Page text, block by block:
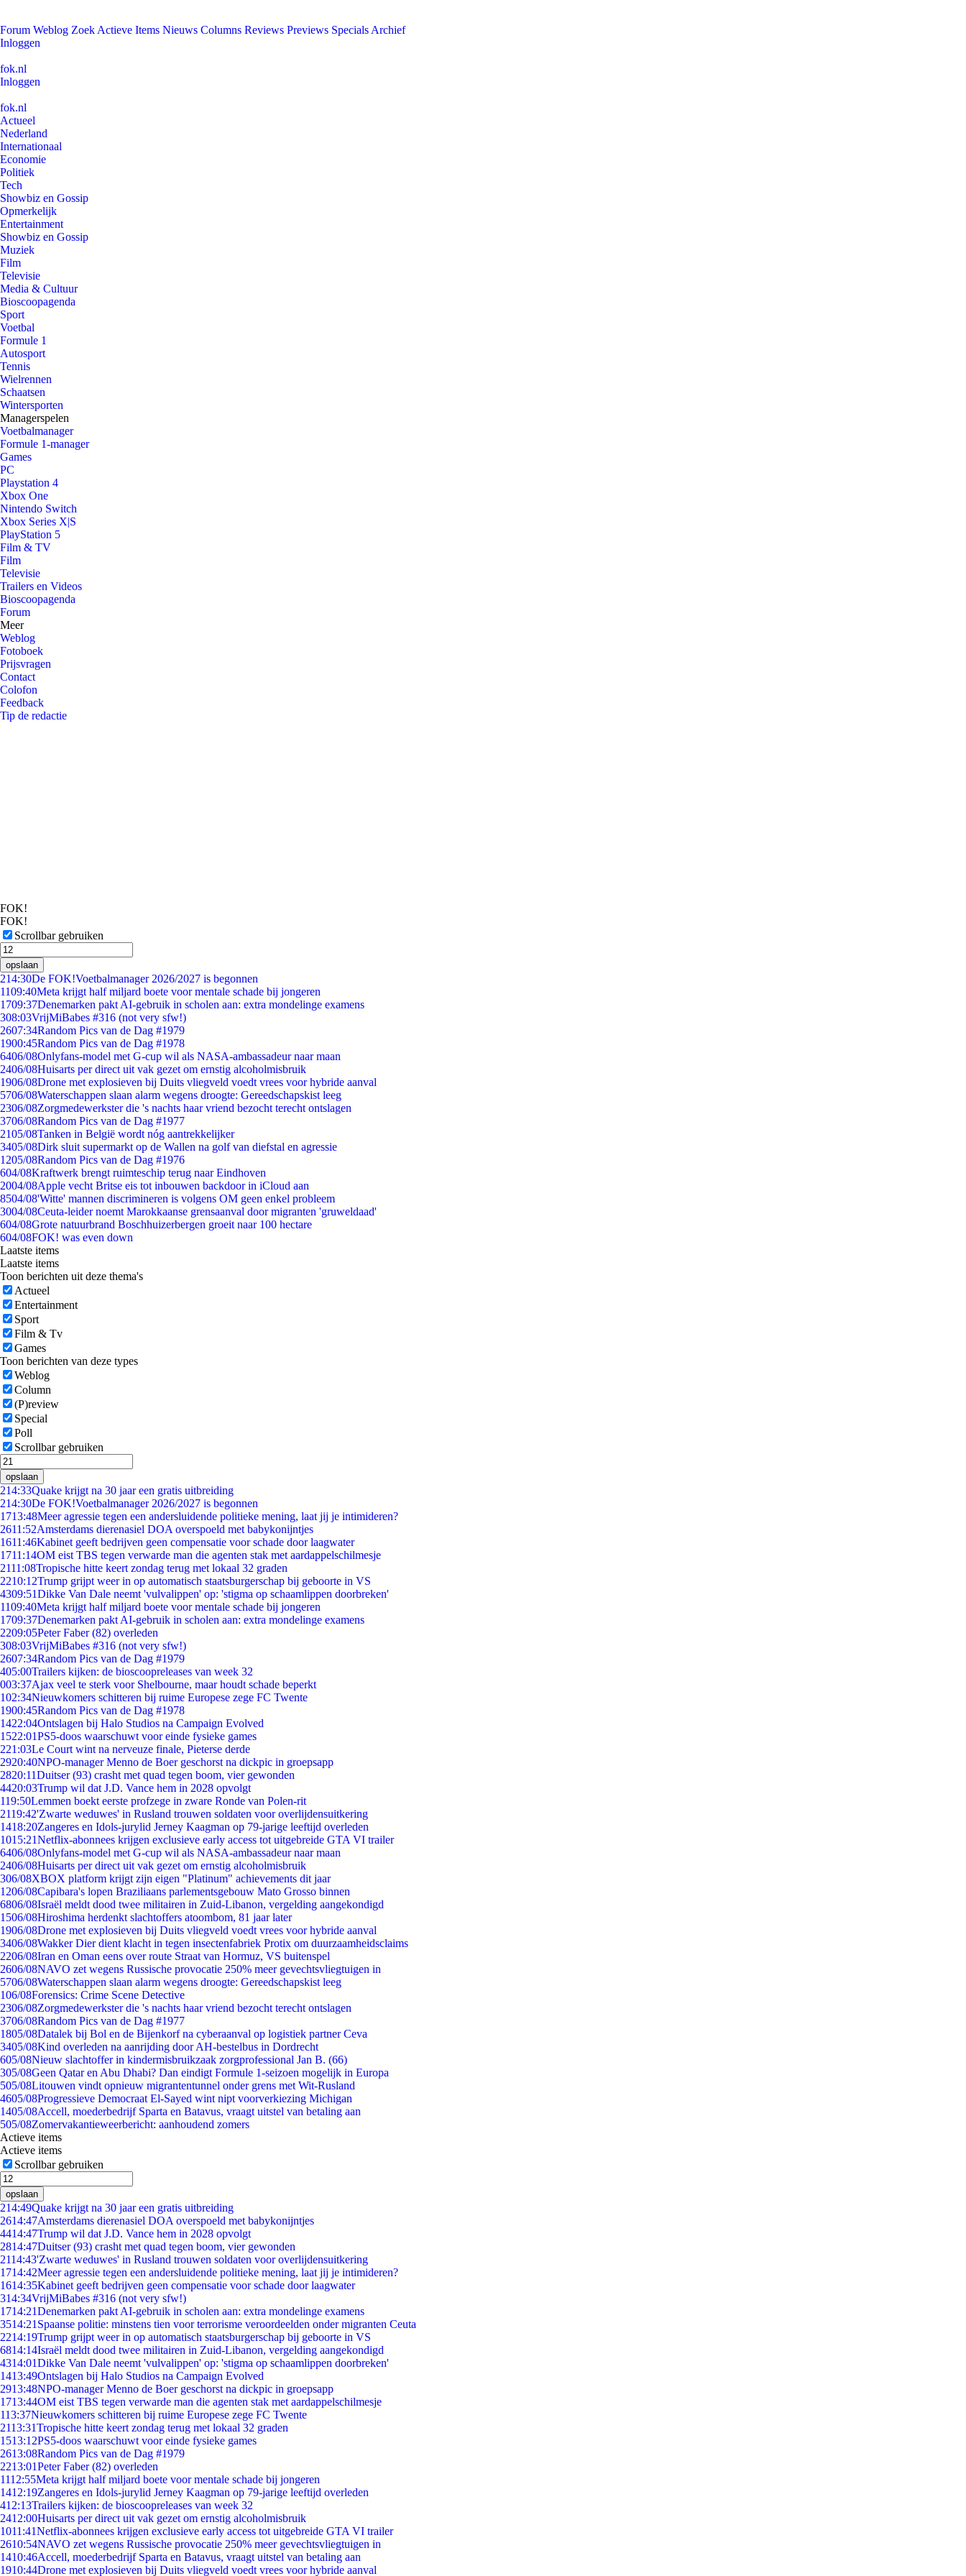
Forum Weblog Zoek Actieve Items Nieuws Columns Reviews Previews Specials Archief
Inloggen
fok.nl
Inloggen
fok.nl
Actueel
Nederland
Internationaal
Economie
Politiek
Tech
Showbiz en Gossip
Opmerkelijk
Entertainment
Showbiz en Gossip
Muziek
Film
Televisie
Media & Cultuur
Bioscoopagenda
Sport
Voetbal
Formule 1
Autosport
Tennis
Wielrennen
Schaatsen
Wintersporten
Managerspelen
Voetbalmanager
Formule 1-manager
Games
PC
Playstation 4
Xbox One
Nintendo Switch
Xbox Series X|S
PlayStation 5
Film & TV
Film
Televisie
Trailers en Videos
Bioscoopagenda
Forum
Meer
Weblog
Fotoboek
Prijsvragen
Contact
Colofon
Feedback
Tip de redactie
FOK!
FOK!
Scrollbar gebruiken
opslaan
214:30De FOK!Voetbalmanager 2026/2027 is begonnen
1109:40Meta krijgt half miljard boete voor mentale schade bij jongeren
1709:37Denemarken pakt AI-gebruik in scholen aan: extra mondelinge examens
308:03VrijMiBabes #316 (not very sfw!)
2607:34Random Pics van de Dag #1979
1900:45Random Pics van de Dag #1978
6406/08Onlyfans-model met G-cup wil als NASA-ambassadeur naar maan
2406/08Huisarts per direct uit vak gezet om ernstig alcoholmisbruik
1906/08Drone met explosieven bij Duits vliegveld voedt vrees voor hybride aanval
5706/08Waterschappen slaan alarm wegens droogte: Gereedschapskist leeg
2306/08Zorgmedewerkster die 's nachts haar vriend bezocht terecht ontslagen
3706/08Random Pics van de Dag #1977
2105/08Tanken in België wordt nóg aantrekkelijker
3405/08Dirk sluit supermarkt op de Wallen na golf van diefstal en agressie
1205/08Random Pics van de Dag #1976
604/08Kraftwerk brengt ruimteschip terug naar Eindhoven
2004/08Apple vecht Britse eis tot inbouwen backdoor in iCloud aan
8504/08'Witte' mannen discrimineren is volgens OM geen enkel probleem
3004/08Ceuta-leider noemt Marokkaanse grensaanval door migranten 'gruweldaad'
604/08Grote natuurbrand Boschhuizerbergen groeit naar 100 hectare
604/08FOK! was even down
Laatste items
Laatste items
Toon berichten uit deze thema's
Actueel
Entertainment
Sport
Film & Tv
Games
Toon berichten van deze types
Weblog
Column
(P)review
Special
Poll
Scrollbar gebruiken
opslaan
214:33Quake krijgt na 30 jaar een gratis uitbreiding
214:30De FOK!Voetbalmanager 2026/2027 is begonnen
1713:48Meer agressie tegen een andersluidende politieke mening, laat jij je intimideren?
2611:52Amsterdams dierenasiel DOA overspoeld met babykonijntjes
1611:46Kabinet geeft bedrijven geen compensatie voor schade door laagwater
1711:14OM eist TBS tegen verwarde man die agenten stak met aardappelschilmesje
2111:08Tropische hitte keert zondag terug met lokaal 32 graden
2210:12Trump grijpt weer in op automatisch staatsburgerschap bij geboorte in VS
4309:51Dikke Van Dale neemt 'vulvalippen' op: 'stigma op schaamlippen doorbreken'
1109:40Meta krijgt half miljard boete voor mentale schade bij jongeren
1709:37Denemarken pakt AI-gebruik in scholen aan: extra mondelinge examens
2209:05Peter Faber (82) overleden
308:03VrijMiBabes #316 (not very sfw!)
2607:34Random Pics van de Dag #1979
405:00Trailers kijken: de bioscoopreleases van week 32
003:37Ajax veel te sterk voor Shelbourne, maar houdt schade beperkt
102:34Nieuwkomers schitteren bij ruime Europese zege FC Twente
1900:45Random Pics van de Dag #1978
1422:04Ontslagen bij Halo Studios na Campaign Evolved
1522:01PS5-doos waarschuwt voor einde fysieke games
221:03Le Court wint na nerveuze finale, Pieterse derde
2920:40NPO-manager Menno de Boer geschorst na dickpic in groepsapp
2820:11Duitser (93) crasht met quad tegen boom, vier gewonden
4420:03Trump wil dat J.D. Vance hem in 2028 opvolgt
119:50Lemmen boekt eerste profzege in zware Ronde van Polen-rit
2119:42'Zwarte weduwes' in Rusland trouwen soldaten voor overlijdensuitkering
1418:20Zangeres en Idols-jurylid Jerney Kaagman op 79-jarige leeftijd overleden
1015:21Netflix-abonnees krijgen exclusieve early access tot uitgebreide GTA VI trailer
6406/08Onlyfans-model met G-cup wil als NASA-ambassadeur naar maan
2406/08Huisarts per direct uit vak gezet om ernstig alcoholmisbruik
306/08XBOX platform krijgt zijn eigen "Platinum" achievements dit jaar
1206/08Capibara's lopen Braziliaans parlementsgebouw Mato Grosso binnen
6806/08Israël meldt dood twee militairen in Zuid-Libanon, vergelding aangekondigd
1506/08Hiroshima herdenkt slachtoffers atoombom, 81 jaar later
1906/08Drone met explosieven bij Duits vliegveld voedt vrees voor hybride aanval
3406/08Wakker Dier dient klacht in tegen insectenfabriek Protix om duurzaamheidsclaims
2206/08Iran en Oman eens over route Straat van Hormuz, VS buitenspel
2606/08NAVO zet wegens Russische provocatie 250% meer gevechtsvliegtuigen in
5706/08Waterschappen slaan alarm wegens droogte: Gereedschapskist leeg
106/08Forensics: Crime Scene Detective
2306/08Zorgmedewerkster die 's nachts haar vriend bezocht terecht ontslagen
3706/08Random Pics van de Dag #1977
1805/08Datalek bij Bol en de Bijenkorf na cyberaanval op logistiek partner Ceva
3405/08Kind overleden na aanrijding door AH-bestelbus in Dordrecht
605/08Nieuw slachtoffer in kindermisbruikzaak zorgprofessional Jan B. (66)
305/08Geen Qatar en Abu Dhabi? Dan eindigt Formule 1-seizoen mogelijk in Europa
505/08Litouwen vindt opnieuw migrantentunnel onder grens met Wit-Rusland
4605/08Progressieve Democraat El-Sayed wint nipt voorverkiezing Michigan
1405/08Accell, moederbedrijf Sparta en Batavus, vraagt uitstel van betaling aan
505/08Zomervakantieweerbericht: aanhoudend zomers
Actieve items
Actieve items
Scrollbar gebruiken
opslaan
214:49Quake krijgt na 30 jaar een gratis uitbreiding
2614:47Amsterdams dierenasiel DOA overspoeld met babykonijntjes
4414:47Trump wil dat J.D. Vance hem in 2028 opvolgt
2814:47Duitser (93) crasht met quad tegen boom, vier gewonden
2114:43'Zwarte weduwes' in Rusland trouwen soldaten voor overlijdensuitkering
1714:42Meer agressie tegen een andersluidende politieke mening, laat jij je intimideren?
1614:35Kabinet geeft bedrijven geen compensatie voor schade door laagwater
314:34VrijMiBabes #316 (not very sfw!)
1714:21Denemarken pakt AI-gebruik in scholen aan: extra mondelinge examens
3514:21 Spaanse politie: minstens tien voor terrorisme veroordeelden onder migranten Ceuta
2214:19Trump grijpt weer in op automatisch staatsburgerschap bij geboorte in VS
6814:14Israël meldt dood twee militairen in Zuid-Libanon, vergelding aangekondigd
4314:01Dikke Van Dale neemt 'vulvalippen' op: 'stigma op schaamlippen doorbreken'
1413:49Ontslagen bij Halo Studios na Campaign Evolved
2913:48NPO-manager Menno de Boer geschorst na dickpic in groepsapp
1713:44OM eist TBS tegen verwarde man die agenten stak met aardappelschilmesje
113:37Nieuwkomers schitteren bij ruime Europese zege FC Twente
2113:31Tropische hitte keert zondag terug met lokaal 32 graden
1513:12PS5-doos waarschuwt voor einde fysieke games
2613:08Random Pics van de Dag #1979
2213:01Peter Faber (82) overleden
1112:55Meta krijgt half miljard boete voor mentale schade bij jongeren
1412:19Zangeres en Idols-jurylid Jerney Kaagman op 79-jarige leeftijd overleden
412:13Trailers kijken: de bioscoopreleases van week 32
2412:00Huisarts per direct uit vak gezet om ernstig alcoholmisbruik
1011:41Netflix-abonnees krijgen exclusieve early access tot uitgebreide GTA VI trailer
2610:54NAVO zet wegens Russische provocatie 250% meer gevechtsvliegtuigen in
1410:46Accell, moederbedrijf Sparta en Batavus, vraagt uitstel van betaling aan
1910:44Drone met explosieven bij Duits vliegveld voedt vrees voor hybride aanval